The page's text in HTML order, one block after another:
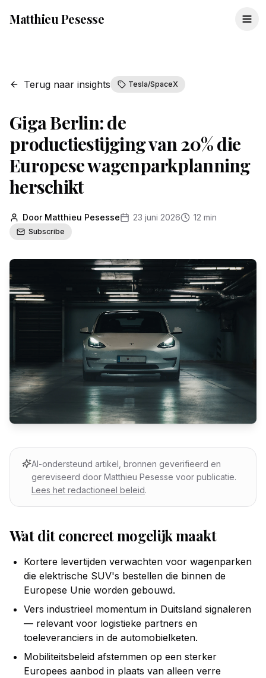
Matthieu Pesesse
Terug naar insights Tesla/SpaceX
Giga Berlin: de
productiestijging van 20% die
Europese wagenparkplanning
herschikt
Door Matthieu Pesesse 23 juni 2026 12 min
Subscribe
AI-ondersteund artikel, bronnen geverifieerd en
gereviseerd door Matthieu Pesesse voor publicatie.
Lees het redactioneel beleid.
Wat dit concreet mogelijk maakt
Kortere levertijden verwachten voor wagenparken
die elektrische SUV's bestellen die binnen de
Europese Unie worden gebouwd.
Vers industrieel momentum in Duitsland signaleren
— relevant voor logistieke partners en
toeleveranciers in de automobielketen.
Mobiliteitsbeleid afstemmen op een sterker
Europees aanbod in plaats van alleen verre